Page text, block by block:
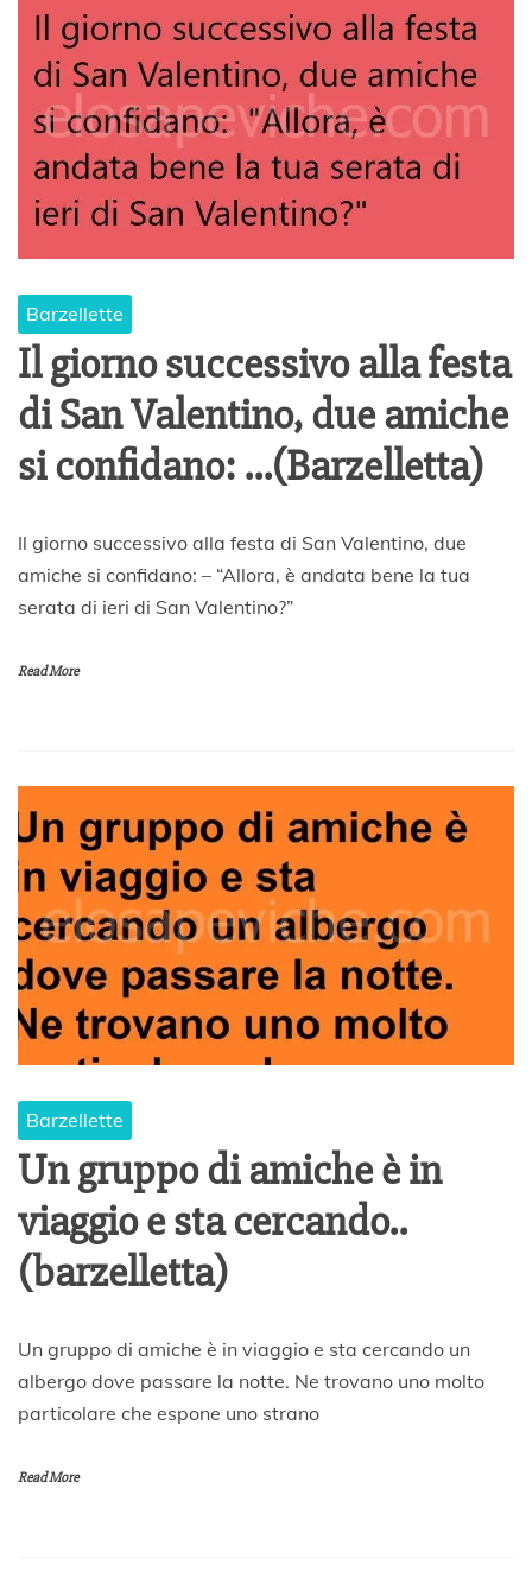
Barzellette
Il giorno successivo alla festa
di San Valentino, due amiche
si confidano: …(Barzelletta)
1
F
e
r
8
Il giorno successivo alla festa di San Valentino, due
amiche si confidano: – “Allora, è andata bene la tua
serata di ieri di San Valentino?”
Read More
Barzellette
Un gruppo di amiche è in
viaggio e sta cercando..
(barzelletta)
7
e
n
i
Un gruppo di amiche è in viaggio e sta cercando un
albergo dove passare la notte. Ne trovano uno molto
particolare che espone uno strano
Read More